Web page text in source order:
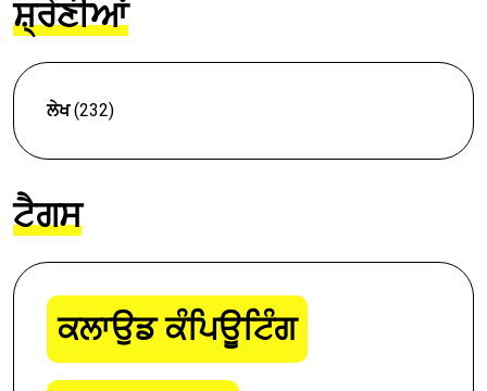
ਸ਼੍ਰੇਣੀਆਂ
ਲੇਖ(232)
ਟੈਗਸ
ਕਲਾਉਡ ਕੰਪਿਊਟਿੰਗ